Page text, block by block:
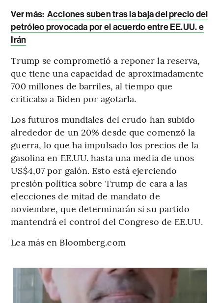
Ver más: Acciones suben tras la baja del precio del
petróleo provocada por el acuerdo entre EE.UU. e
Irán
Trump se comprometió a reponer la reserva,
que tiene una capacidad de aproximadamente
700 millones de barriles, al tiempo que
criticaba a Biden por agotarla.
Los futuros mundiales del crudo han subido
alrededor de un 20% desde que comenzó la
guerra, lo que ha impulsado los precios de la
gasolina en EE.UU. hasta una media de unos
US$4,07 por galón. Esto está ejerciendo
presión política sobre Trump de cara a las
elecciones de mitad de mandato de
noviembre, que determinarán si su partido
mantendrá el control del Congreso de EE.UU.
Lea más en Bloomberg.com